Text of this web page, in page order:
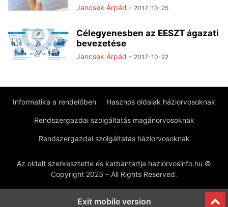
Jancsek Árpád - 2017-10-25
Célegyenesben az EESZT ágazati
bevezetése
Jancsek Árpád - 2017-10-22
Informatika a rendelőben Hasznos oldalak háziorvosoknak
Rendszergazdai szolgáltatás magánorvosoknak
Rendszergazdai szolgáltatás háziorvosoknak
Az oldalt szerkesztette és karbantartja haziorvosinfo.hu ©
Copyright 2023 – All Rights Reserved.
Exit mobile version